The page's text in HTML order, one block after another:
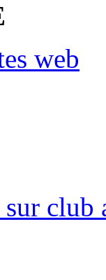
web
sur